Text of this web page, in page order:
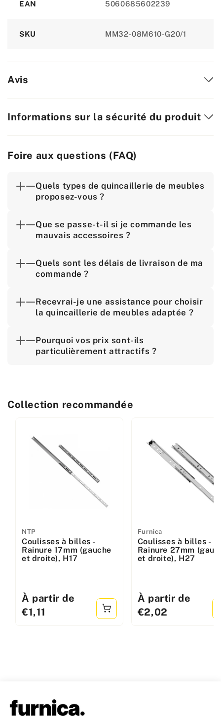
EAN 5060685602239
SKU MM32-08M610-G20/1
Avis
Informations sur la sécurité du produit
Foire aux questions (FAQ)
Quels types de quincaillerie de meubles
proposez-vous ?
Que se passe-t-il si je commande les
mauvais accessoires ?
Quels sont les délais de livraison de ma
commande ?
Recevrai-je une assistance pour choisir
la quincaillerie de meubles adaptée ?
Pourquoi vos prix sont-ils
particulièrement attractifs ?
Collection recommandée
Fabricant
:
NTP
Coulisses à billes -
Rainure 17mm (gauche
et droite), H17
Prix
standard
À partir de
€1,11
Fabricant
:
Furnica
Coulisses à billes -
Rainure 27mm
et droite), H27
Prix
standard
À partir de
€2,02